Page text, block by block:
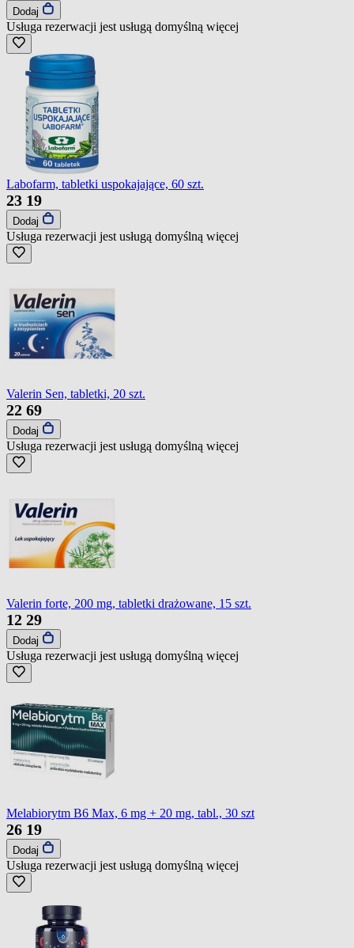
Dodaj
Usługa rezerwacji jest usługą domyślną więcej
Labofarm, tabletki uspokajające, 60 szt.
23 19
Dodaj
Usługa rezerwacji jest usługą domyślną więcej
Valerin Sen, tabletki, 20 szt.
22 69
Dodaj
Usługa rezerwacji jest usługą domyślną więcej
Valerin forte, 200 mg, tabletki drażowane, 15 szt.
12 29
Dodaj
Usługa rezerwacji jest usługą domyślną więcej
Melabiorytm B6 Max, 6 mg + 20 mg, tabl., 30 szt
26 19
Dodaj
Usługa rezerwacji jest usługą domyślną więcej